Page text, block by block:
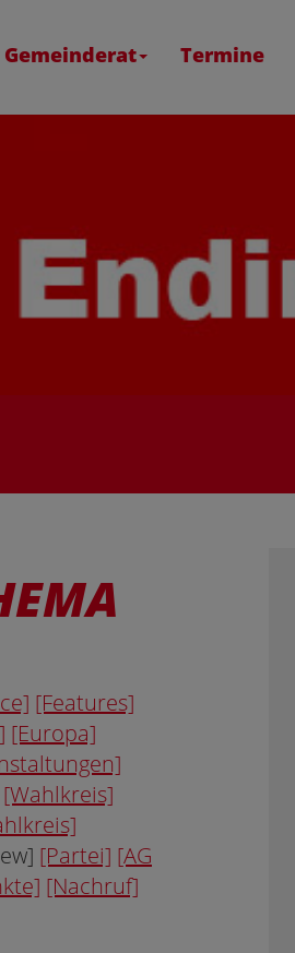
Gemeinderat Termine
[Features]
[Europa]
[Wahlkreis]
[Partei] [AG
[Nachruf]